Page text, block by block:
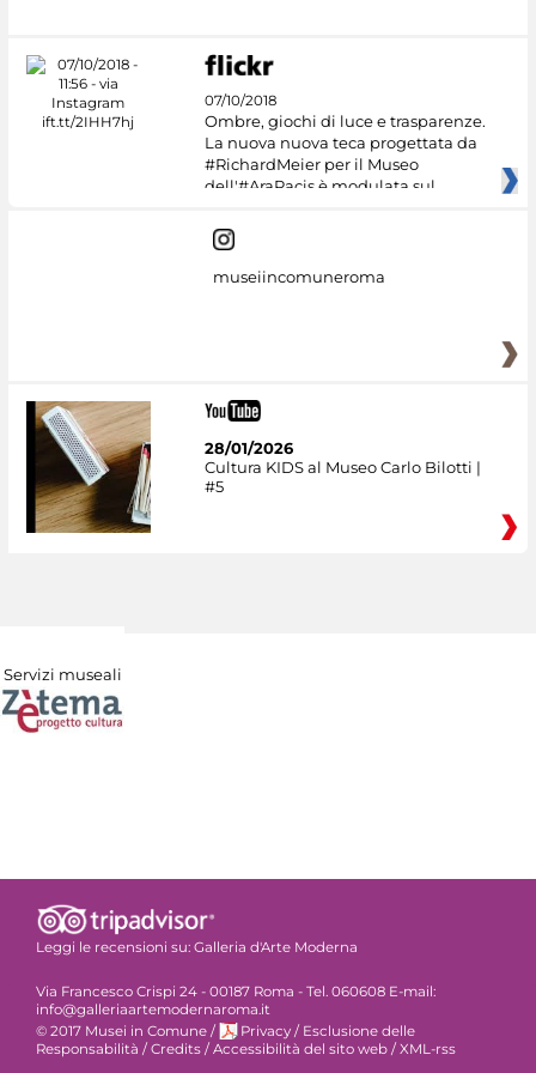
07/10/2018
Ombre, giochi di luce e trasparenze.
La nuova nuova teca progettata da
#RichardMeier per il Museo
dell'#AraPacis è modulata sul
museiincomuneroma
28/01/2026
Cultura KIDS al Museo Carlo Bilotti |
#5
Servizi museali
Leggi le recensioni su: Galleria d'Arte Moderna
Via Francesco Crispi 24 - 00187 Roma - Tel. 060608 E-mail:
info@galleriaartemodernaroma.it
© 2017 Musei in Comune / Privacy / Esclusione delle
Responsabilità / Credits / Accessibilità del sito web / XML-rss